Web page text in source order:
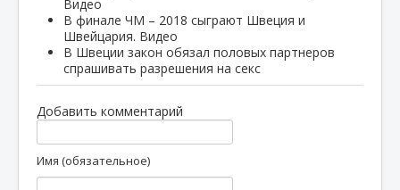
Видео
В финале ЧМ – 2018 сыграют Швеция и
Швейцария. Видео
В Швеции закон обязал половых партнеров
спрашивать разрешения на секс
Добавить комментарий
Имя (обязательное)